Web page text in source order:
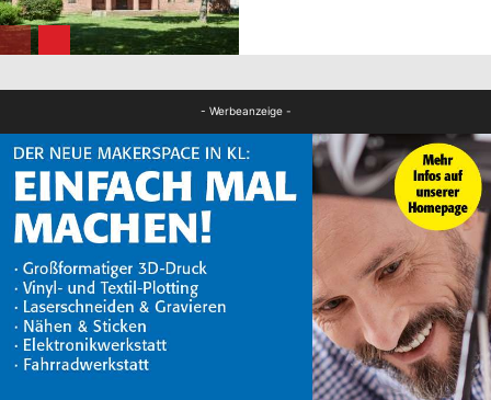
- Werbeanzeige -